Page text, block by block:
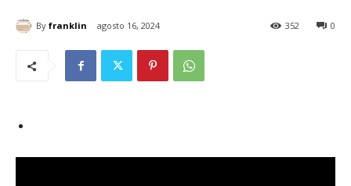
By franklin agosto 16, 2024 0
352